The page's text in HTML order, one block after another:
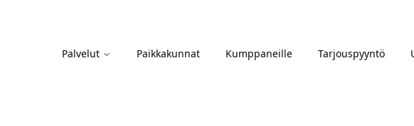
Palvelut Paikkakunnat Kumppaneille Tarjouspyyntö